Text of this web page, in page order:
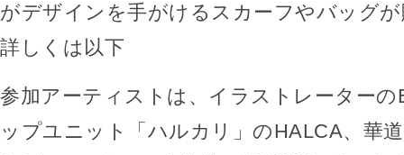
がデザインを手がけるスカーフやバッグ
詳しくは以下
参加アーティストは、イラストレーターの
ップユニット「ハルカリ」のHALCA、華